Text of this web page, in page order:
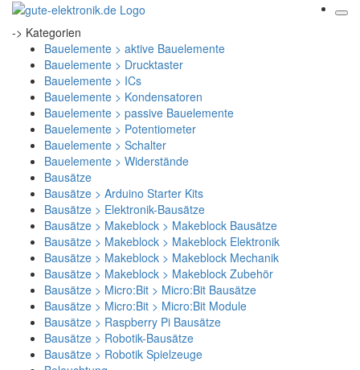
-> Kategorien
Bauelemente > aktive Bauelemente
Bauelemente > Drucktaster
Bauelemente > ICs
Bauelemente > Kondensatoren
Bauelemente > passive Bauelemente
Bauelemente > Potentiometer
Bauelemente > Schalter
Bauelemente > Widerstände
Bausätze
Bausätze > Arduino Starter Kits
Bausätze > Elektronik-Bausätze
Bausätze > Makeblock > Makeblock Bausätze
Bausätze > Makeblock > Makeblock Elektronik
Bausätze > Makeblock > Makeblock Mechanik
Bausätze > Makeblock > Makeblock Zubehör
Bausätze > Micro:Bit > Micro:Bit Bausätze
Bausätze > Micro:Bit > Micro:Bit Module
Bausätze > Raspberry Pi Bausätze
Bausätze > Robotik-Bausätze
Bausätze > Robotik Spielzeuge